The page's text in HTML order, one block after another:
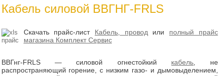
Кабель силовой ВВГНГ-FRLS
Скачать прайс-лист Кабель, проводили полный прайс
магазина Комплект Сервис
ВВГнг-FRLS — силовой огнестойкий кабель, не
распространяющий горение, с низким газо- и дымовыделением,